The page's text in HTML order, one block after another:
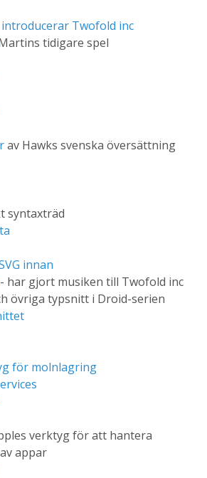
introducerar Twofold inc
tidigare spel
av Hawks svenska översättning
syntaxträd
innan
- har gjort musiken till Twofold inc
övriga typsnitt i Droid-serien
för molnlagring
verktyg för att hantera
appar